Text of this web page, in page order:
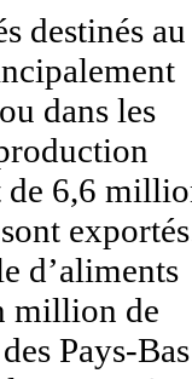
destinés au
dans les
de 6,6
d’aliments
million de
Pays-